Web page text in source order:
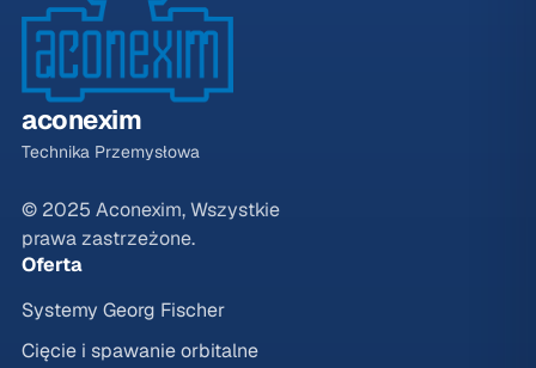
aconexim
Technika Przemysłowa
© 2025 Aconexim, Wszystkie
prawa zastrzeżone.
Oferta
Systemy Georg Fischer
Cięcie i spawanie orbitalne